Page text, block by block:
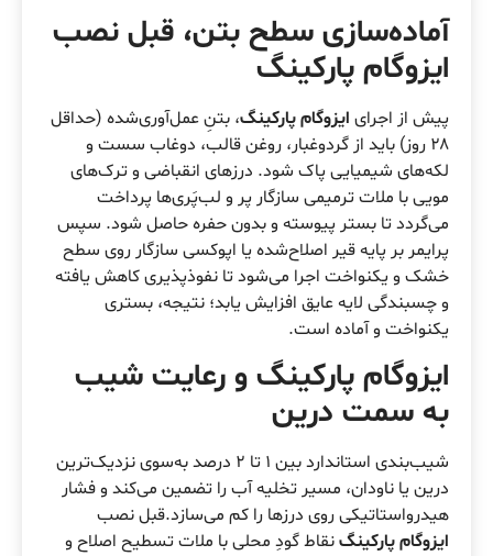
آماده‌سازی سطح بتن، قبل نصب
ایزوگام پارکینگ
پیش از اجرای ایزوگام پارکینگ، بتنِ عمل‌آوری‌شده (حداقل
۲۸ روز) باید از گردوغبار، روغن قالب، دوغاب سست و
لکه‌های شیمیایی پاک شود. درزهای انقباضی و ترک‌های
مویی با ملات ترمیمی سازگار پر و لب‌پَری‌ها پرداخت
می‌گردد تا بستر پیوسته و بدون حفره حاصل شود. سپس
پرایمر بر پایه قیر اصلاح‌شده یا اپوکسی سازگار روی سطح
خشک و یکنواخت اجرا می‌شود تا نفوذپذیری کاهش یافته
و چسبندگی لایه عایق افزایش یابد؛ نتیجه، بستری
یکنواخت و آماده است.
ایزوگام پارکینگ و رعایت شیب
به سمت درین
شیب‌بندی استاندارد بین ۱ تا ۲ درصد به‌سوی نزدیک‌ترین
درین یا ناودان، مسیر تخلیه آب را تضمین می‌کند و فشار
هیدرواستاتیکی روی درزها را کم می‌سازد.قبل نصب
ایزوگام پارکینگنقاط گودِ محلی با ملات تسطیح اصلاح و